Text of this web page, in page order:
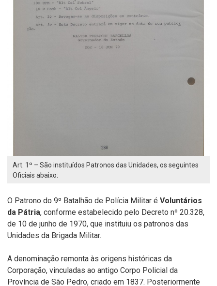
Art. 1º – São instituídos Patronos das Unidades, os seguintes
Oficiais abaixo:
O Patrono do 9º Batalhão de Polícia Militar é Voluntários
da Pátria, conforme estabelecido pelo Decreto nº 20.328,
de 10 de junho de 1970, que instituiu os patronos das
Unidades da Brigada Militar.
A denominação remonta às origens históricas da
Corporação, vinculadas ao antigo Corpo Policial da
Província de São Pedro, criado em 1837. Posteriormente